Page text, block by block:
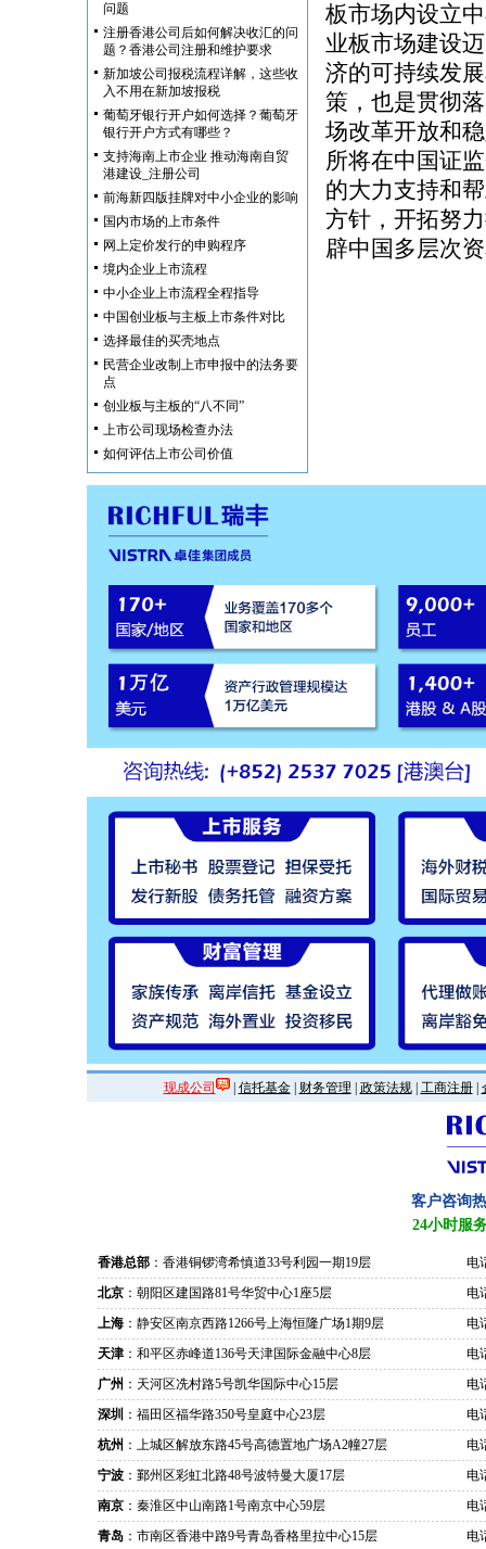
问题
注册香港公司后如何解决收汇的问
题？香港公司注册和维护要求
新加坡公司报税流程详解，这些收
入不用在新加坡报税
葡萄牙银行开户如何选择？葡萄牙
银行开户方式有哪些？
支持海南上市企业 推动海南自贸
港建设_注册公司
前海新四版挂牌对中小企业的影响
国内市场的上市条件
网上定价发行的申购程序
境内企业上市流程
中小企业上市流程全程指导
中国创业板与主板上市条件对比
选择最佳的买壳地点
民营企业改制上市申报中的法务要
点
创业板与主板的“八不同”
上市公司现场检查办法
如何评估上市公司价值
板市场内设立
业板市场建设
济的可持续发
策，也是贯彻
场改革开放和
所将在中国证
的大力支持和
方针，开拓努
辟中国多层次
现成公司 | 信托基金| 财务管理 政策法规| 工商注册|
客户咨询
24小时服
香港总部 ：香港铜锣湾希慎道33号利园一期19层
电
北京 ：朝阳区建国路81号华贸中心1座5层
电
上海 ：静安区南京西路1266号上海恒隆广场1期9层
电
天津 ：和平区赤峰道136号天津国际金融中心8层
电
广州 ：天河区冼村路5号凯华国际中心15层
电
深圳 ：福田区福华路350号皇庭中心23层
电
杭州 ：上城区解放东路45号高德置地广场A2幢27层
电
宁波 ：鄞州区彩虹北路48号波特曼大厦17层
电
南京 ：秦淮区中山南路1号南京中心59层
电
青岛 ：市南区香港中路9号青岛香格里拉中心15层 电